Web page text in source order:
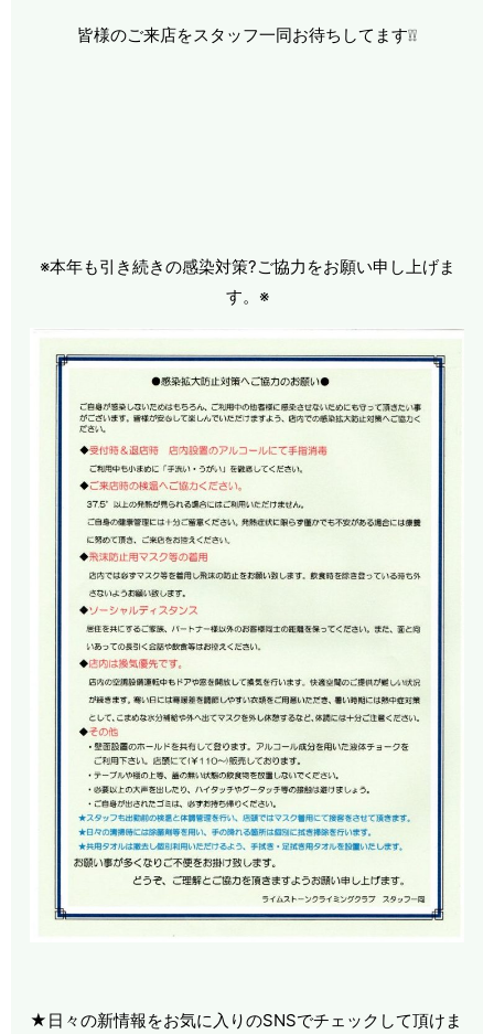
皆様のご来店をスタッフ一同お待ちしてます❕❕
※本年も引き続きの感染対策?ご協力をお願い申し上げま
す。※
★日々の新情報をお気に入りのSNSでチェックして頂けま